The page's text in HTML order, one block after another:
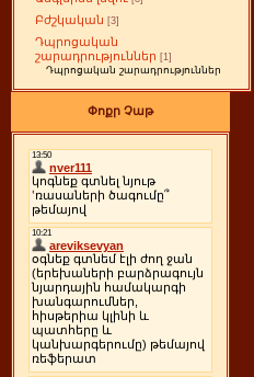
Բժշկական [3]
Դպրոցական
շարադրություններ [1]
Դպրոցական շարադրություններ
Փոքր Չաթ